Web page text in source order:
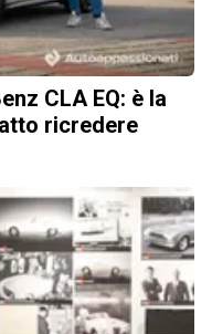
CLA EQ: è la
ricredere